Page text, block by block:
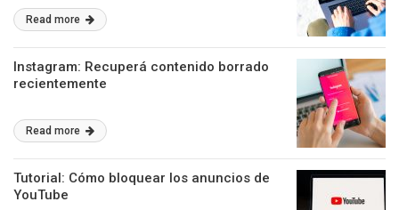
Read more
Instagram: Recuperá contenido borrado
recientemente
Read more
Tutorial: Cómo bloquear los anuncios de
YouTube